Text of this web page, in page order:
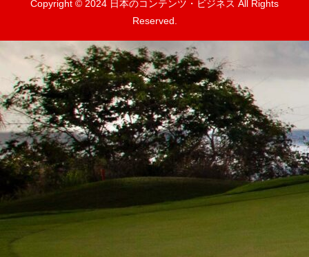
Copyright © 2024 日本のコンテンツ・ビジネス All Rights
Reserved.